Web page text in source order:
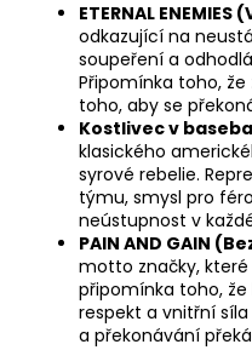
ETERNAL
odkazující na
soupeření a
Připomínka toho,
toho, aby se
Kostlivec v
klasického
syrové rebelie.
týmu, smysl pro
neústupnost v
PAIN AND GAIN
motto značky,
připomínka toho,
respekt a vnitřní
a překonávání